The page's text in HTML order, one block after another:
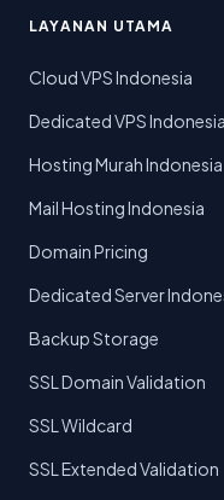
LAYANAN UTAMA
Cloud VPS Indonesia
Dedicated VPS Indonesia
Hosting Murah Indonesia
Mail Hosting Indonesia
Domain Pricing
Dedicated Server
Backup Storage
SSL Domain Validation
SSL Wildcard
SSL Extended Validation